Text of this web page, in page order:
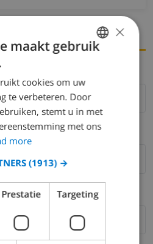
DUTCH
SPANISH
CATALAN
ITALIAN
NORWEGIAN
×
maakt gebruik
cookies om uw
te verbeteren. Door
stemt u in met
met ons
more
(1913) →
Prestatie Targeting